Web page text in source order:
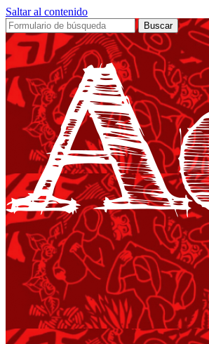
Saltar al contenido
Buscar: